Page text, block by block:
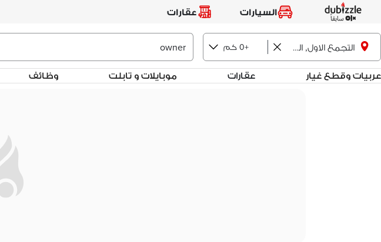
السيارات عقارات
التجمع الاول, القاهرة الجديدة +0 كم
عربيات وقطع غيار عقارات موبايلات و تابلت وظائف